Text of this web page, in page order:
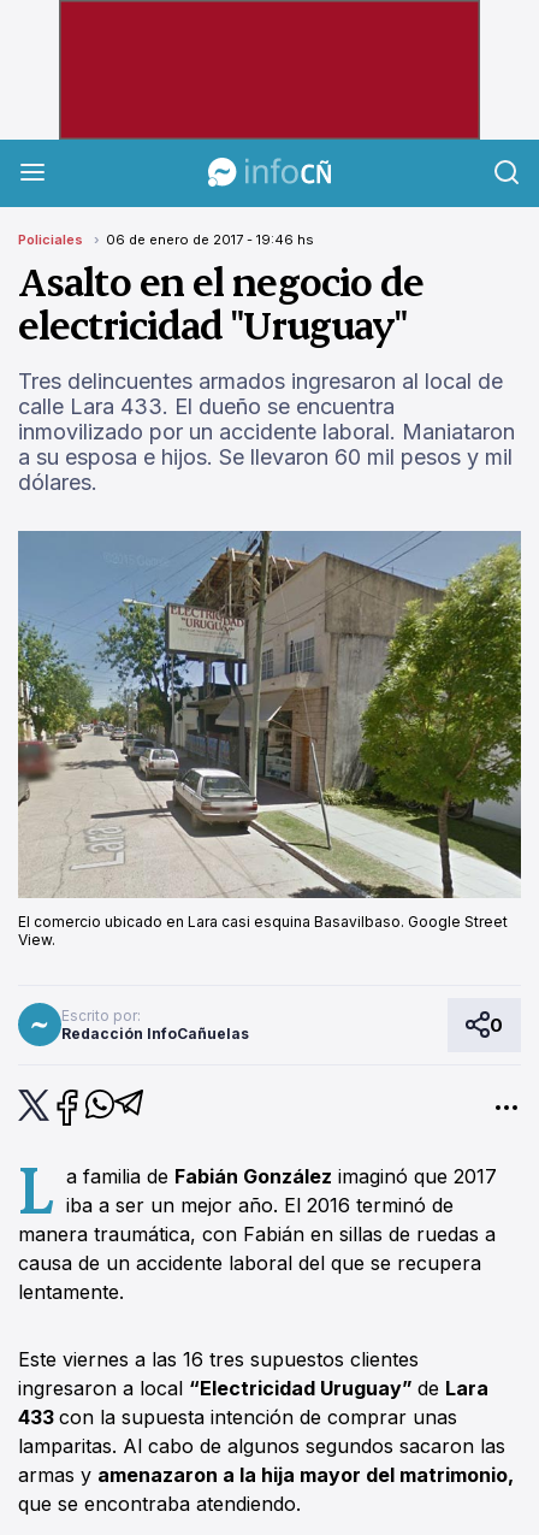
Policiales 06 de enero de 2017 - 19:46 hs
Asalto en el negocio de
electricidad "Uruguay"
Tres delincuentes armados ingresaron al local de
calle Lara 433. El dueño se encuentra
inmovilizado por un accidente laboral. Maniataron
a su esposa e hijos. Se llevaron 60 mil pesos y mil
dólares.
El comercio ubicado en Lara casi esquina Basavilbaso. Google Street
View.
Escrito por:
Redacción InfoCañuelas
0
L a familia de Fabián González imaginó que 2017
iba a ser un mejor año. El 2016 terminó de
manera traumática, con Fabián en sillas de ruedas a
causa de un accidente laboral del que se recupera
lentamente.
Este viernes a las 16 tres supuestos clientes
ingresaron a local “Electricidad Uruguay” de Lara
433 con la supuesta intención de comprar unas
lamparitas. Al cabo de algunos segundos sacaron las
armas y amenazaron a la hija mayor del matrimonio,
que se encontraba atendiendo.